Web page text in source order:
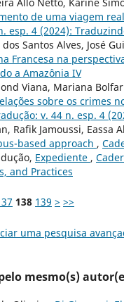
Alló Netto, Karine
de uma viagem
esp. 4 (2024):
Santos Alves, José
Francesa na
a Amazônia IV
Viana, Mariana
sobre os crimes
v. 44 n. esp. 4
Rafik Jamoussi, Eassa
based approach ,
Expediente ,
and Practices
138 139 > >>
uma pesquisa
mesmo(s)